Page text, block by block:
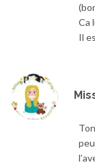
Ca
Il